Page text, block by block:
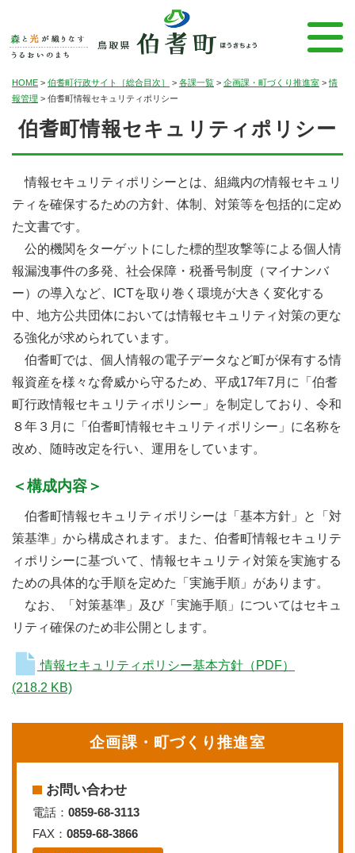
HOME > 伯耆町行政サイト［総合目次］ > 各課一覧 > 企画課・町づくり推進室 >情
報管理 > 伯耆町情報セキュリティポリシー
伯耆町情報セキュリティポリシー
情報セキュリティポリシーとは、組織内の情報セキュリ
ティを確保するための方針、体制、対策等を包括的に定め
た文書です。
公的機関をターゲットにした標的型攻撃等による個人情
報漏洩事件の多発、社会保障・税番号制度（マイナンバ
ー）の導入など、ICTを取り巻く環境が大きく変化する
中、地方公共団体においては情報セキュリティ対策の更な
る強化が求められています。
伯耆町では、個人情報の電子データなど町が保有する情
報資産を様々な脅威から守るため、平成17年7月に「伯耆
町行政情報セキュリティポリシー」を制定しており、令和
８年３月に「伯耆町情報セキュリティポリシー」に名称を
改め、随時改定を行い、運用をしています。
＜構成内容＞
伯耆町情報セキュリティポリシーは「基本方針」と「対
策基準」から構成されます。また、伯耆町情報セキュリテ
ィポリシーに基づいて、情報セキュリティ対策を実施する
ための具体的な手順を定めた「実施手順」があります。
なお、「対策基準」及び「実施手順」についてはセキュ
リティ確保のため非公開とします。
情報セキュリティポリシー基本方針（PDF）
(218.2 KB)
企画課・町づくり推進室
お問い合わせ
電話： 0859-68-3113
FAX： 0859-68-3866